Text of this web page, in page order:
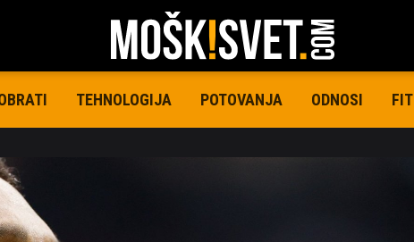
TEHNOLOGIJA POTOVANJA ODNOSI FIT